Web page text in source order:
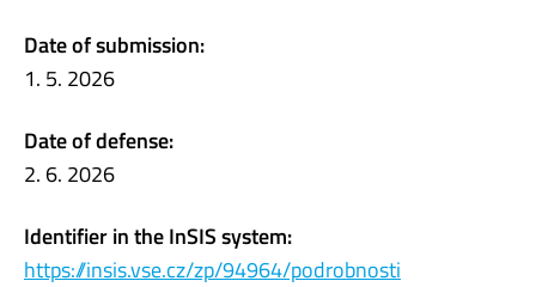
Date of submission:
1. 5. 2026
Date of defense:
2. 6. 2026
Identifier in the InSIS system:
https://insis.vse.cz/zp/94964/podrobnosti